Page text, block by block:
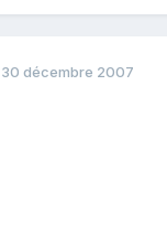
30 décembre 2007